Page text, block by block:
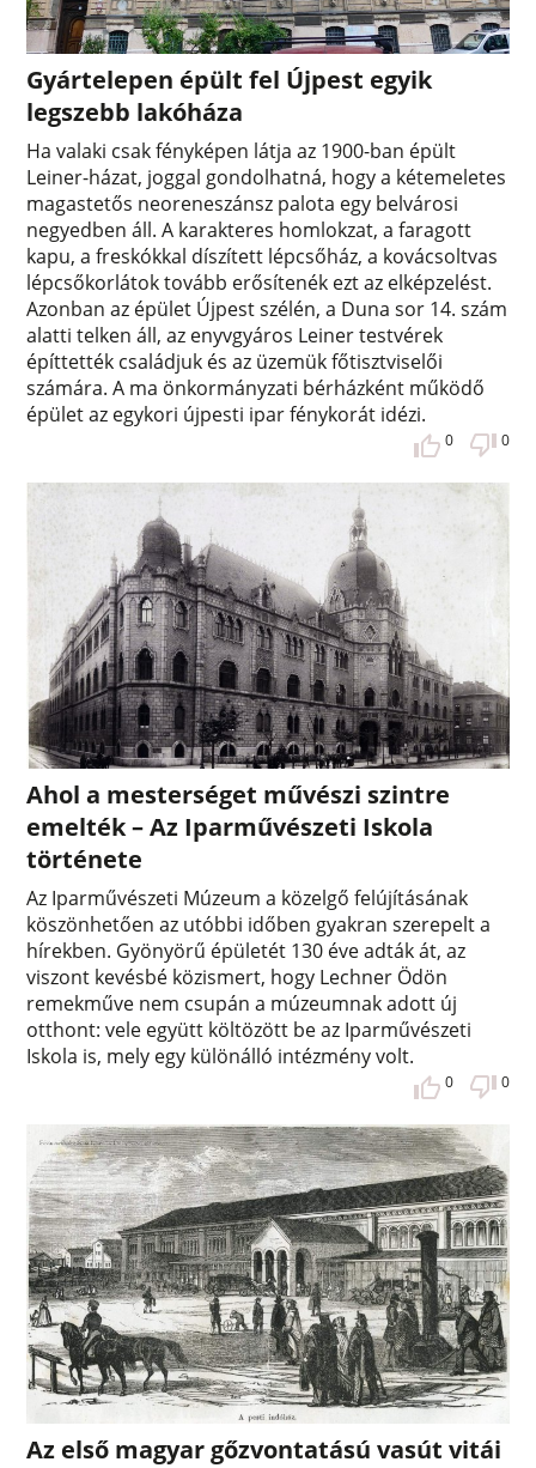
Gyártelepen épült fel Újpest egyik
legszebb lakóháza
Ha valaki csak fényképen látja az 1900-ban épült
Leiner-házat, joggal gondolhatná, hogy a kétemeletes
magastetős neoreneszánsz palota egy belvárosi
negyedben áll. A karakteres homlokzat, a faragott
kapu, a freskókkal díszített lépcsőház, a kovácsoltvas
lépcsőkorlátok tovább erősítenék ezt az elképzelést.
Azonban az épület Újpest szélén, a Duna sor 14. szám
alatti telken áll, az enyvgyáros Leiner testvérek
építtették családjuk és az üzemük főtisztviselői
számára. A ma önkormányzati bérházként működő
épület az egykori újpesti ipar fénykorát idézi.
0 0
Ahol a mesterséget művészi szintre
emelték – Az Iparművészeti Iskola
története
Az Iparművészeti Múzeum a közelgő felújításának
köszönhetően az utóbbi időben gyakran szerepelt a
hírekben. Gyönyörű épületét 130 éve adták át, az
viszont kevésbé közismert, hogy Lechner Ödön
remekműve nem csupán a múzeumnak adott új
otthont: vele együtt költözött be az Iparművészeti
Iskola is, mely egy különálló intézmény volt.
0 0
Az első magyar gőzvontatású vasút vitái